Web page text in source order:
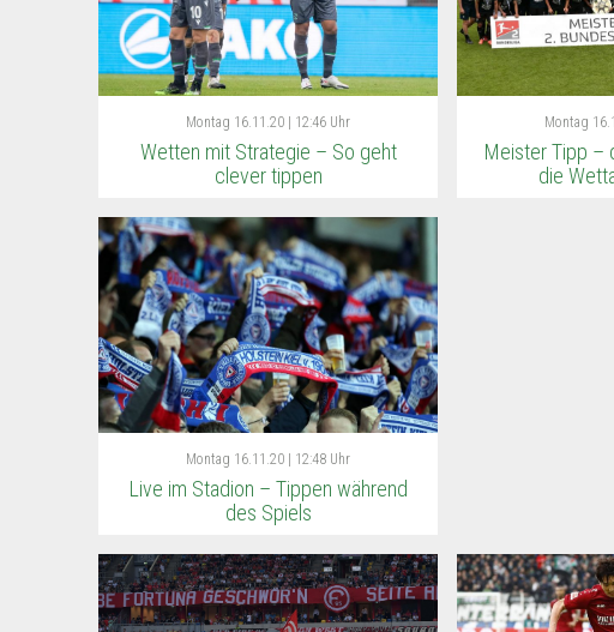
Montag 16.11.20 | 12:46 Uhr
Wetten mit Strategie – So geht
clever tippen
Montag
Meister Tipp –
die
Montag 16.11.20 | 12:48 Uhr
Live im Stadion – Tippen während
des Spiels